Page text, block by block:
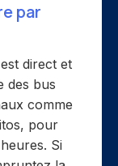
par
direct et
des bus
comme
pour
Si